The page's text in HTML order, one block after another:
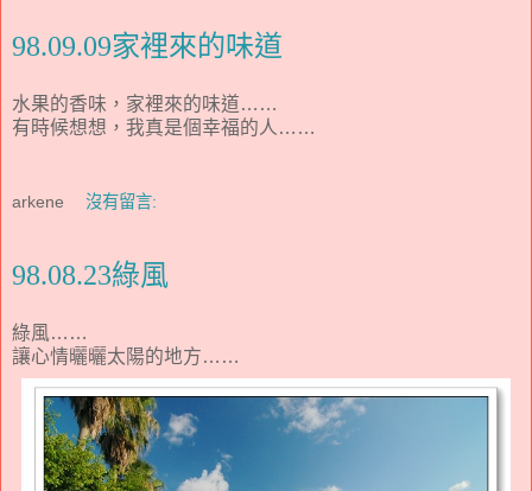
98.09.09家裡來的味道
水果的香味，家裡來的味道……
有時候想想，我真是個幸福的人……
arkene 沒有留言:
98.08.23綠風
綠風……
讓心情曬曬太陽的地方……